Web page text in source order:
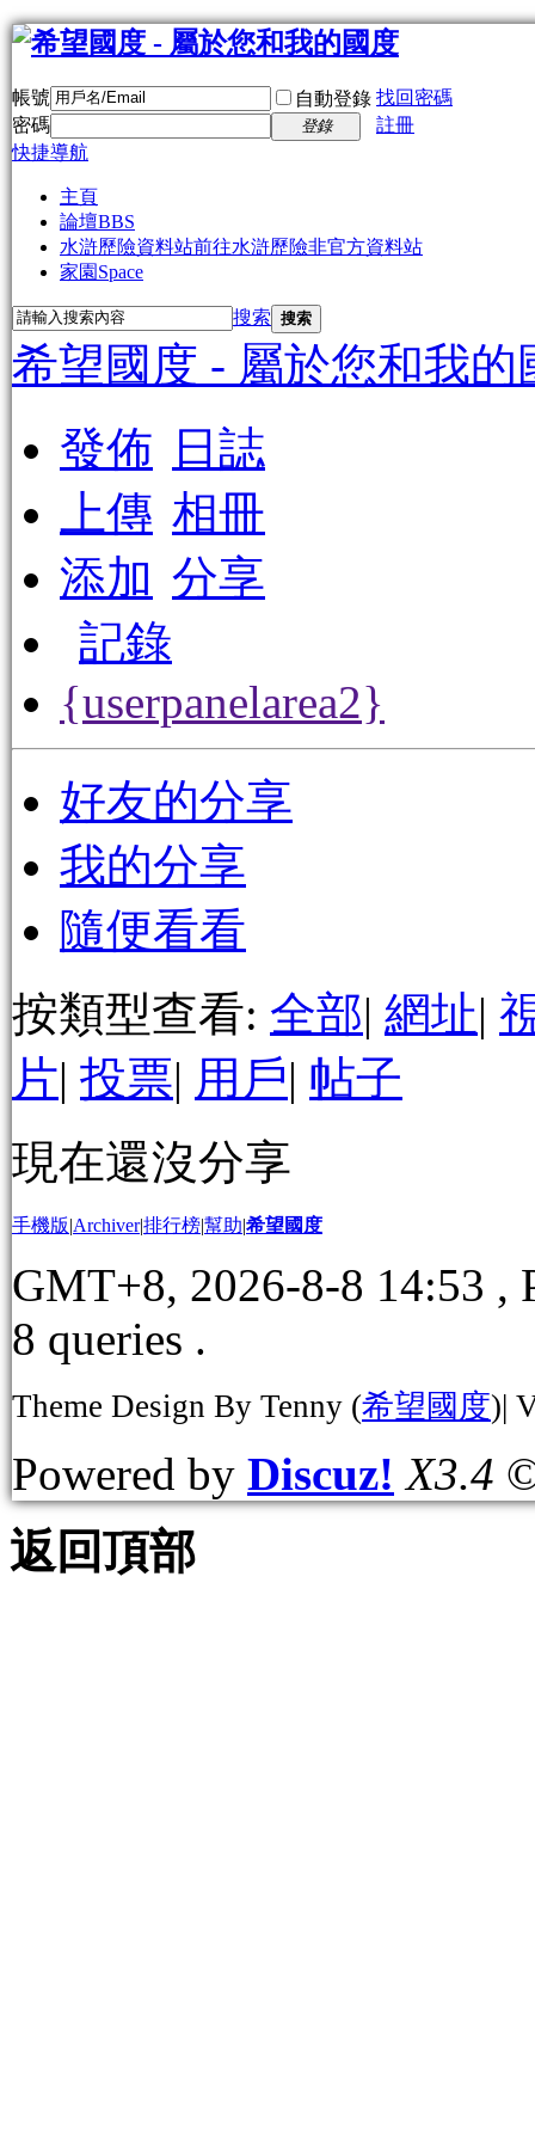
帳號 自動登錄 找回密碼
密碼
登錄
註冊
快捷導航
主頁
論壇BBS
水滸歷險資料站前往水滸歷險非官方資料站
家園 Space
搜索 搜索
希望國度 - 屬於您和我的
發佈
日誌
上傳 相冊
添加 分享
記錄
{userpanelarea2}
好友的分享
我的分享
隨便看看
按類型查看: 全部| 網址|
片| 投票| 用戶| 帖子
現在還沒分享
手機版|Archiver|排行榜|幫助|希望國度
GMT+8, 2026-8-8 14:53 ,
8 queries .
Theme Design By Tenny (希望國度)|
Powered by Discuz! X3.4
返回頂部